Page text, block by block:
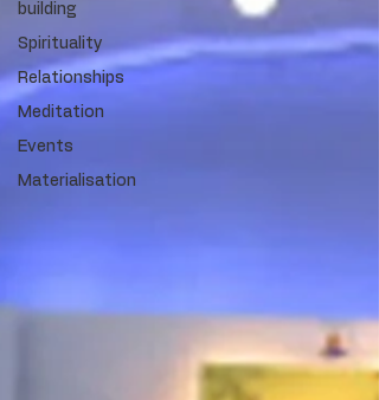
building
Spirituality
Relationships
Meditation
Events
Materialisation